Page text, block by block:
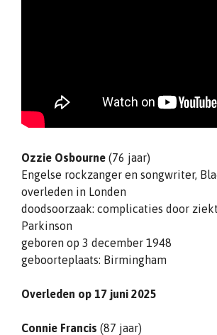
Ozzie Osbourne (76 jaar)
Engelse rockzanger en songwriter,
overleden in Londen
doodsoorzaak: complicaties door
Parkinson
geboren op 3 december 1948
geboorteplaats: Birmingham
Overleden op 17 juni 2025
Connie Francis (87 jaar)